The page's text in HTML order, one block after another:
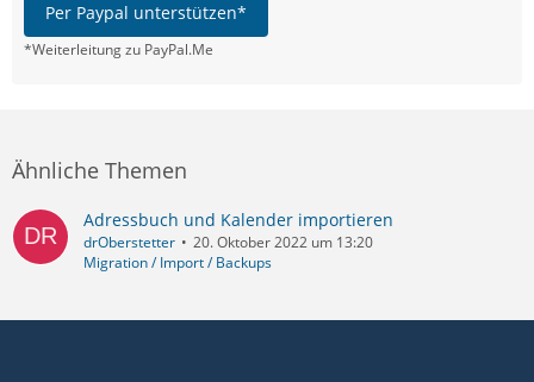
Per Paypal unterstützen*
*Weiterleitung zu PayPal.Me
Ähnliche Themen
Adressbuch und Kalender importieren
drOberstetter
20. Oktober 2022 um 13:20
Migration / Import / Backups